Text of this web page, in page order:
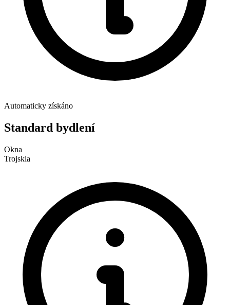
Automaticky získáno
Standard bydlení
Okna
Trojskla